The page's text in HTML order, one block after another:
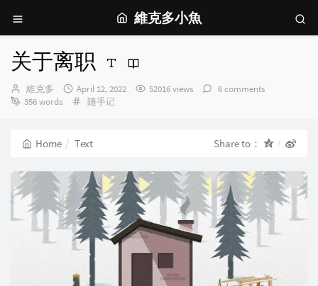
維克多小魚
关于离职
Author：
維克多
发
布
April 12, 2022 52016 views
6 comments
356 words
Categories：
随手记
Home Text Share to：